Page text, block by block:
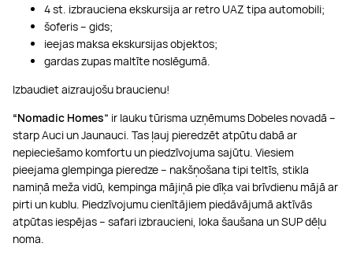
4 st. izbrauciena ekskursija ar retro UAZ tipa automobili;
šoferis – gids;
ieejas maksa ekskursijas objektos;
gardas zupas maltīte noslēgumā.
Izbaudiet aizraujošu braucienu!
“Nomadic Homes” ir lauku tūrisma uzņēmums Dobeles novadā –
starp Auci un Jaunauci. Tas ļauj pieredzēt atpūtu dabā ar
nepieciešamo komfortu un piedzīvojuma sajūtu. Viesiem
pieejama glempinga pieredze – nakšņošana tipi teltīs, stikla
namiņā meža vidū, kempinga mājiņā pie dīķa vai brīvdienu mājā ar
pirti un kublu. Piedzīvojumu cienītājiem piedāvājumā aktīvās
atpūtas iespējas – safari izbraucieni, loka šaušana un SUP dēļu
noma.